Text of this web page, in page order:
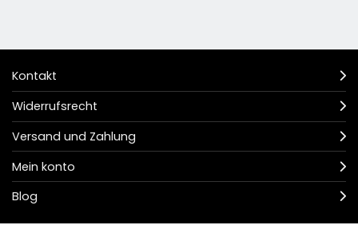
Kontakt
Widerrufsrecht
Versand und Zahlung
Mein konto
Blog